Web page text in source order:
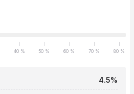
40 % 50 % 60 % 70 % 80 %
4.5%